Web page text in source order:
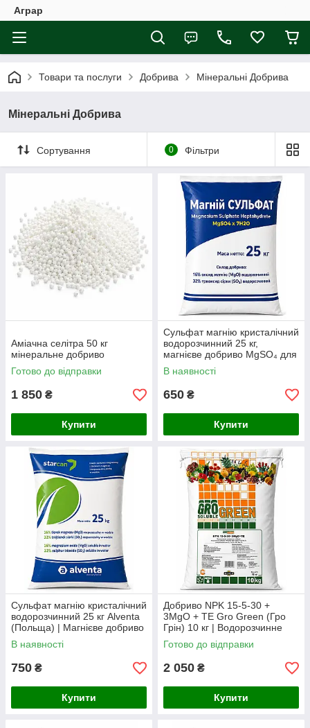
Аграр
Товари та послуги Добрива Мінеральні Добрива
Мінеральні Добрива
Сортування 0 Фільтри
Аміачна селітра 50 кг
мінеральне добриво
Готово до відправки
1 850 ₴
Купити
Сульфат магнію кристалічний
водорозчинний 25 кг,
магнієве добриво MgSO₄ для
фертигації та позакореневого
підживлення
В наявності
650 ₴
Купити
Сульфат магнію кристалічний
водорозчинний 25 кг Alventa
(Польща) | Магнієве добриво
для фертигації та листового
підживлення
В наявності
750 ₴
Купити
Добриво NPK 15-5-30 +
3MgO + TE Gro Green (Гро
Грін) 10 кг | Водорозчинне
добриво для плодоношення
та наливу плодів
Готово до відправки
2 050 ₴
Купити